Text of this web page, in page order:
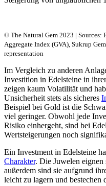
© The Natural Gem 2023 | Sources:
Aggregate Index (GVA), Sukrup
representation
Im Vergleich zu anderen
Investition in Edelsteine in
zeigen kaum Volatilität und
Unsicherheit stets als sicheres
Beispiel bei Gold ist die
viel geringer. Obwohl jede
Risiko einhergeht, sind bei
Wertsteigerungen noch
Ein Investment in Edelsteine
Charakter. Die Juwelen eignen
außerdem sind sie aufgrund
leicht zu lagern und bestechen